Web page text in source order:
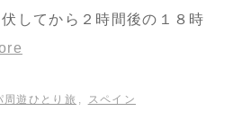
してから２時間後の１８時
周遊ひとり旅 , スペイン